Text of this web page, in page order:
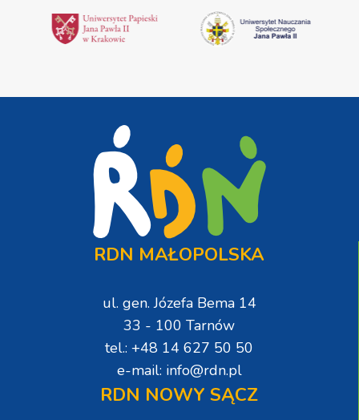
RDN MAŁOPOLSKA
ul. gen. Józefa Bema 14
33 - 100 Tarnów
tel.: +48 14 627 50 50
e-mail: info@rdn.pl
RDN NOWY SĄCZ